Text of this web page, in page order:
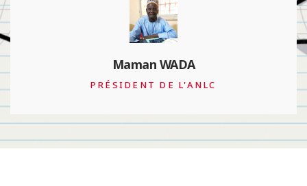
François Valérian
INTERNATIONAL